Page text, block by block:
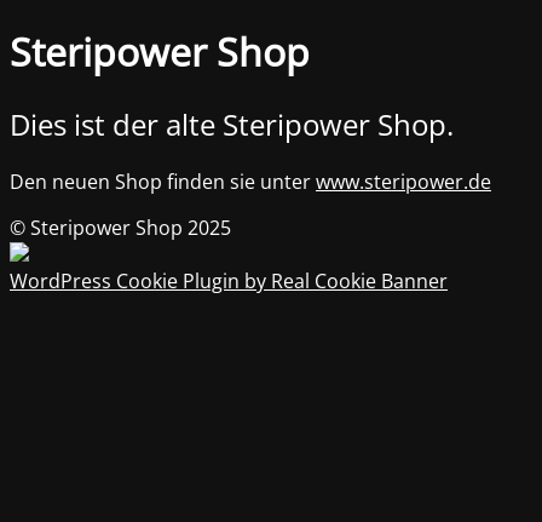
Steripower Shop
Dies ist der alte Steripower Shop.
Den neuen Shop finden sie unterwww.steripower.de
© Steripower Shop 2025
WordPress Cookie Plugin by Real Cookie Banner